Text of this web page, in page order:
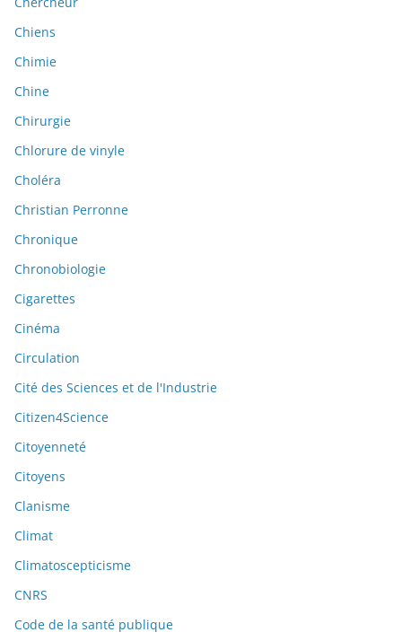
Chiens
Chimie
Chine
Chirurgie
Chlorure de vinyle
Choléra
Christian Perronne
Chronique
Chronobiologie
Cigarettes
Cinéma
Circulation
Cité des Sciences et de l'Industrie
Citizen4Science
Citoyenneté
Citoyens
Clanisme
Climat
Climatoscepticisme
CNRS
Code de la santé publique